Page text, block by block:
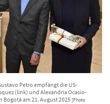
Petro empfängt die US-
(link) und Alexandria Ocasio-
Bogotá am 21. August 2025 [Photo: